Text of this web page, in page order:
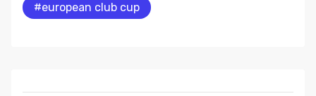
#european club cup